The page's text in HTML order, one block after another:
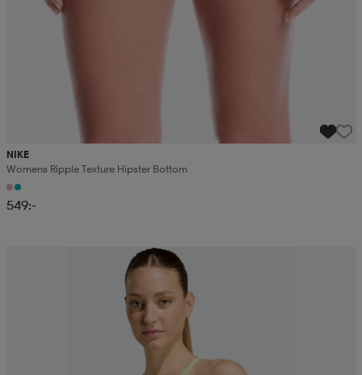
NIKE
Womens Ripple Texture Hipster Bottom
549:-